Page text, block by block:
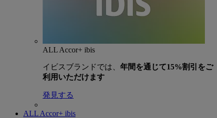
ALL Accor+ ibis
イビスブランドでは、 年間を通じて15%割引をご
利用いただけます
発見する
ALL Accor+ ibis